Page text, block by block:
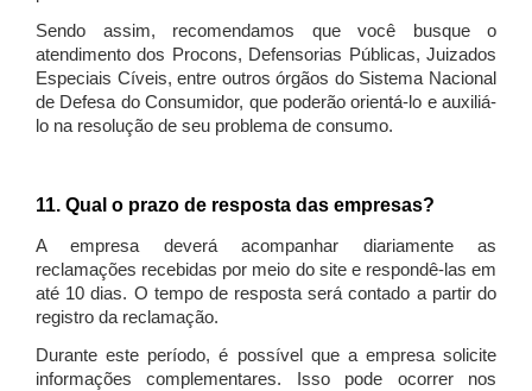
Sendo assim, recomendamos que você busque o
atendimento dos Procons, Defensorias Públicas, Juizados
Especiais Cíveis, entre outros órgãos do Sistema Nacional
de Defesa do Consumidor, que poderão orientá-lo e auxiliá-
lo na resolução de seu problema de consumo.
11. Qual o prazo de resposta das empresas?
A empresa deverá acompanhar diariamente as
reclamações recebidas por meio do site e respondê-las em
até 10 dias. O tempo de resposta será contado a partir do
registro da reclamação.
Durante este período, é possível que a empresa solicite
informações complementares. Isso pode ocorrer nos